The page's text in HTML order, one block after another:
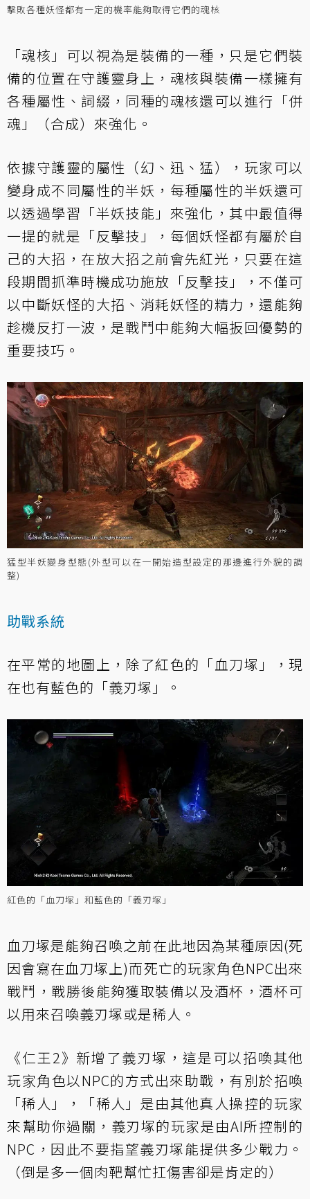
擊敗各種妖怪都有一定的機率能夠取得它們的魂核
「魂核」可以視為是裝備的一種，只是它們裝
備的位置在守護靈身上，魂核與裝備一樣擁有
各種屬性、詞綴，同種的魂核還可以進行「併
魂」（合成）來強化。
依據守護靈的屬性（幻、迅、猛），玩家可以
變身成不同屬性的半妖，每種屬性的半妖還可
以透過學習「半妖技能」來強化，其中最值得
一提的就是「反擊技」，每個妖怪都有屬於自
己的大招，在放大招之前會先紅光，只要在這
段期間抓準時機成功施放「反擊技」，不僅可
以中斷妖怪的大招、消耗妖怪的精力，還能夠
趁機反打一波，是戰鬥中能夠大幅扳回優勢的
重要技巧。
猛型半妖變身型態(外型可以在一開始造型設定的那邊進行外貌的調
整)
助戰系統
在平常的地圖上，除了紅色的「血刀塚」，現
在也有藍色的「義刃塚」。
紅色的「血刀塚」和藍色的「義刃塚」
血刀塚是能夠召喚之前在此地因為某種原因(死
因會寫在血刀塚上)而死亡的玩家角色NPC出來
戰鬥，戰勝後能夠獲取裝備以及酒杯，酒杯可
以用來召喚義刃塚或是稀人。
《仁王2》新增了義刃塚，這是可以招喚其他
玩家角色以NPC的方式出來助戰，有別於招喚
「稀人」，「稀人」是由其他真人操控的玩家
來幫助你過關，義刃塚的玩家是由AI所控制的
NPC，因此不要指望義刃塚能提供多少戰力。
（倒是多一個肉靶幫忙扛傷害卻是肯定的）